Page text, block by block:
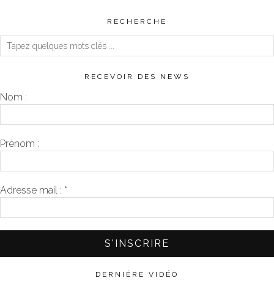
RECHERCHE
RECEVOIR DES NEWS
Nom :
Prénom :
Adresse mail : *
DERNIÈRE VIDÉO